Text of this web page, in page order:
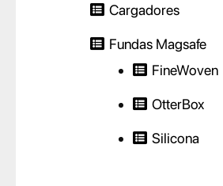
Cargadores
Fundas Magsafe
FineWoven
OtterBox
Silicona